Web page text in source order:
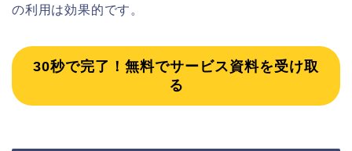
の利用は効果的です。
30秒で完了！無料でサービス資料を受け取
る